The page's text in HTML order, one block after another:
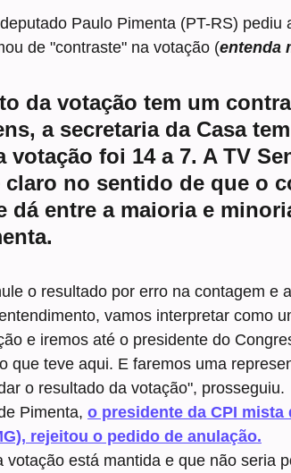
Paulo Pimenta (PT-RS) pediu
de "contraste" na votação (entenda
da votação tem um
a secretaria da Casa
votação foi 14 a 7. A TV
claro no sentido de que o
dá entre a maioria e
o resultado por erro na contagem e
vamos interpretar como
e iremos até o presidente do
que teve aqui. E faremos uma
o resultado da votação", prosseguiu.
Pimenta, o presidente da CPI mista
rejeitou o pedido de anulação.
votação está mantida e que não seria